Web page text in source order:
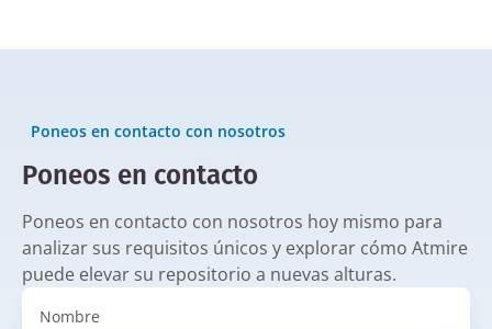
Poneos en contacto con nosotros
Poneos en contacto
Poneos en contacto con nosotros hoy mismo para
analizar sus requisitos únicos y explorar cómo Atmire
puede elevar su repositorio a nuevas alturas.
Nombre